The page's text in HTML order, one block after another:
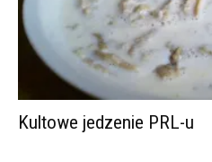
Kultowe jedzenie PRL-u